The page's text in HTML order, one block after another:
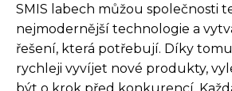
SMIS labech můžou společnosti
nejmodernější technologie a
řešení, která potřebují. Díky
rychleji vyvíjet nové produkty,
být o krok před konkurencí.